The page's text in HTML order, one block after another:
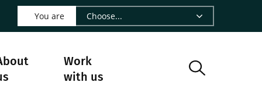
- CIRAD
Facebook - CIRAD
us on Instagram - CIRAD
us on Youtube - CIRAD
Follow us on Bluesky - CIRAD
page Contact us - CIRAD
to page RSS - CIRAD
You are
Work
with us